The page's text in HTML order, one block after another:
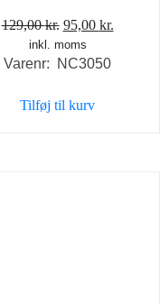
129,00kr. Den
oprindelige
pris
129,00 kr..
95,00 kr.
inkl. moms
Varenr: NC3050
Tilføj til kurv